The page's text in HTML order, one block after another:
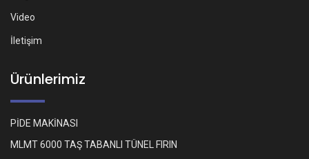
Video
İletişim
Ürünlerimiz
PİDE MAKİNASI
MLMT 6000 TAŞ TABANLI TÜNEL FIRIN